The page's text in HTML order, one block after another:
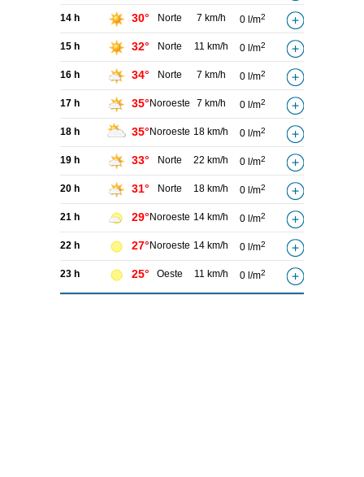
14 h 30° Norte 7 km/h 0 l/m2
15 h 32° Norte 11 km/h 0 l/m2
16 h 34° Norte 7 km/h 0 l/m2
17 h 35° Noroeste 7 km/h 0 l/m2
18 h 35° Noroeste 18 km/h 0 l/m2
19 h 33° Norte 22 km/h 0 l/m2
20 h 31° Norte 18 km/h 0 l/m2
21 h 29° Noroeste 14 km/h 0 l/m2
22 h 27° Noroeste 14 km/h 0 l/m2
23 h 25° Oeste 11 km/h 0 l/m2